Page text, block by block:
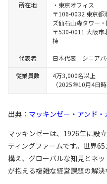
所在地
・東京オフィス
〒106-0032 東京都
ズ仙石山森タワー
〒530-0011 大阪市
棟
代表者 日本代表 シニアパ
従業員数
4万3,000名以上
（2025年10月4日時
出典： マッキンゼー・アンド
マッキンゼーは、1926年に設
ティングファームです。世界
構え、グローバルな知見とネ
が抱える複雑な経営課題の解決